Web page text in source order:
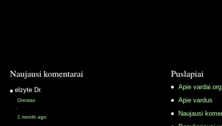
Naujausi komentarai
elzyte Dr.
Orestas
·
1 month ago
Puslapiai
Apie vardai.org
Apie vardus
Naujausi